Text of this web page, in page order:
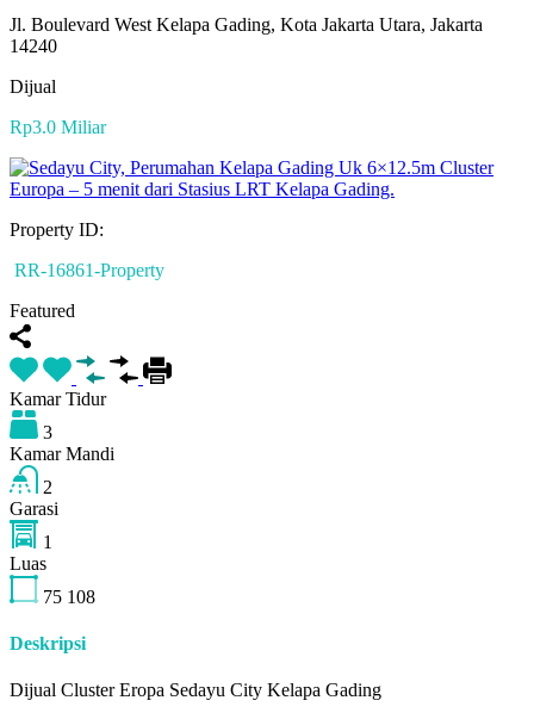
Jl. Boulevard West Kelapa Gading, Kota Jakarta Utara, Jakarta
14240
Dijual
Rp3.0 Miliar
Property ID:
RR-16861-Property
Featured
Kamar Tidur
3
Kamar Mandi
2
Garasi
1
Luas
75 108
Deskripsi
Dijual Cluster Eropa Sedayu City Kelapa Gading